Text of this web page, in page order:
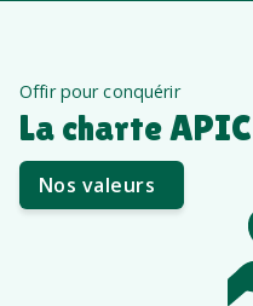
Offir pour conquérir
La charte APIC
Nos valeurs